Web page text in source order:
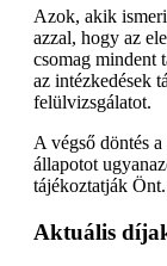
Azok, akik
azzal, hogy az
csomag mindent
az intézkedések
felülvizsgálatot.
A végső döntés
állapotot
tájékoztatják Önt.
Aktuális